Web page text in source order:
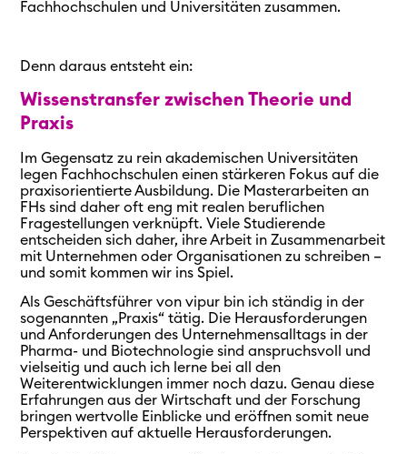
Fachhochschulen und Universitäten zusammen.
Denn daraus entsteht ein:
Wissenstransfer zwischen Theorie und
Praxis
Im Gegensatz zu rein akademischen Universitäten
legen Fachhochschulen einen stärkeren Fokus auf die
praxisorientierte Ausbildung. Die Masterarbeiten an
FHs sind daher oft eng mit realen beruflichen
Fragestellungen verknüpft. Viele Studierende
entscheiden sich daher, ihre Arbeit in Zusammenarbeit
mit Unternehmen oder Organisationen zu schreiben –
und somit kommen wir ins Spiel.
Als Geschäftsführer von vipur bin ich ständig in der
sogenannten „Praxis“ tätig. Die Herausforderungen
und Anforderungen des Unternehmensalltags in der
Pharma- und Biotechnologie sind anspruchsvoll und
vielseitig und auch ich lerne bei all den
Weiterentwicklungen immer noch dazu. Genau diese
Erfahrungen aus der Wirtschaft und der Forschung
bringen wertvolle Einblicke und eröffnen somit neue
Perspektiven auf aktuelle Herausforderungen.